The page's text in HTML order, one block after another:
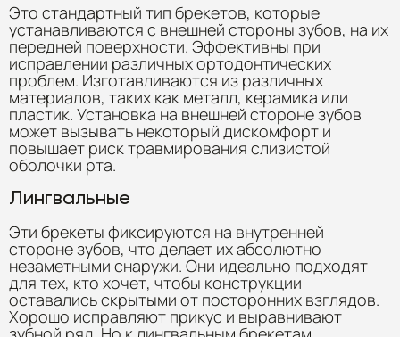
Это стандартный тип брекетов, которые
устанавливаются с внешней стороны зубов, на их
передней поверхности. Эффективны при
исправлении различных ортодонтических
проблем. Изготавливаются из различных
материалов, таких как металл, керамика или
пластик. Установка на внешней стороне зубов
может вызывать некоторый дискомфорт и
повышает риск травмирования слизистой
оболочки рта.
Лингвальные
Эти брекеты фиксируются на внутренней
стороне зубов, что делает их абсолютно
незаметными снаружи. Они идеально подходят
для тех, кто хочет, чтобы конструкции
оставались скрытыми от посторонних взглядов.
Хорошо исправляют прикус и выравнивают